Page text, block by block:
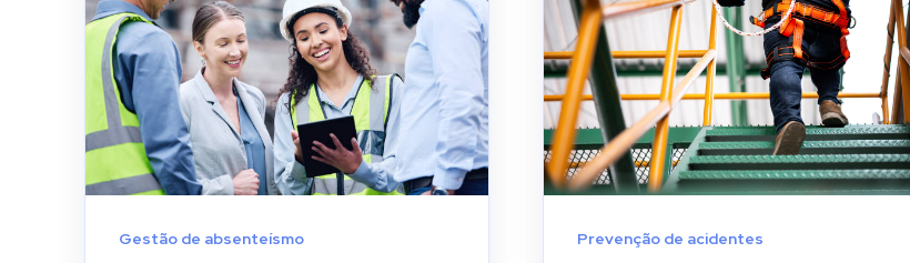
Gestão de absenteísmo Prevenção de acidentes